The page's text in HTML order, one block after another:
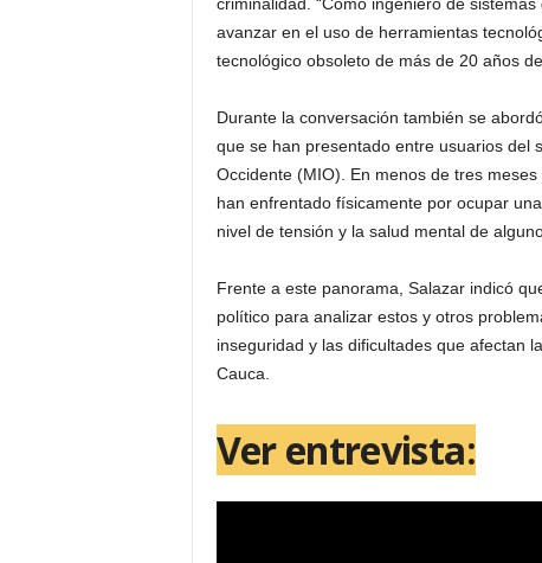
avanzar en el uso de herramientas
tecnológico obsoleto de más de 20 años
Durante la conversación también se
que se han presentado entre usuarios del
Occidente (MIO). En menos de tres
han enfrentado físicamente por ocupar
nivel de tensión y la salud mental de
Frente a este panorama, Salazar indicó
político para analizar estos y otros
inseguridad y las dificultades que afectan
Cauca.
Ver entrevista: